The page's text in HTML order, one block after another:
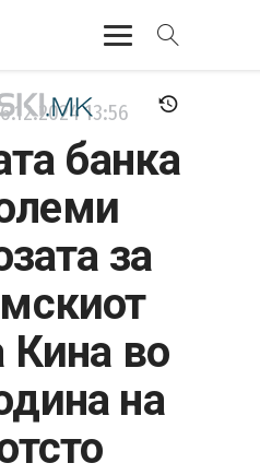
13:56
банка
за
Кина во
на